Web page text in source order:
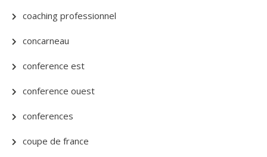
coaching professionnel
concarneau
conference est
conference ouest
conferences
coupe de france